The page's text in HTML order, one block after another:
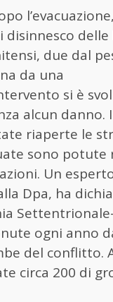
disinnesco
due dal
da una
si è
alcun danno.
riaperte le
sono
Un
Dpa, ha
ogni anno
del conflitto.
circa 200 di